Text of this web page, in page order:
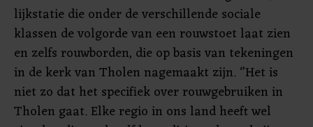
lijkstatie die onder de verschillende sociale
klassen de volgorde van een rouwstoet laat zien
en zelfs rouwborden, die op basis van tekeningen
in de kerk van Tholen nagemaakt zijn. ‘’Het is
niet zo dat het specifiek over rouwgebruiken in
Tholen gaat. Elke regio in ons land heeft wel